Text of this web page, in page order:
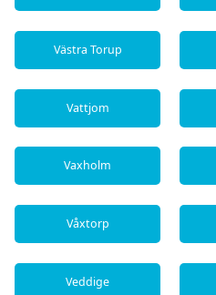
Västra Torup
Vattjom
Vaxholm
Våxtorp
Veddige